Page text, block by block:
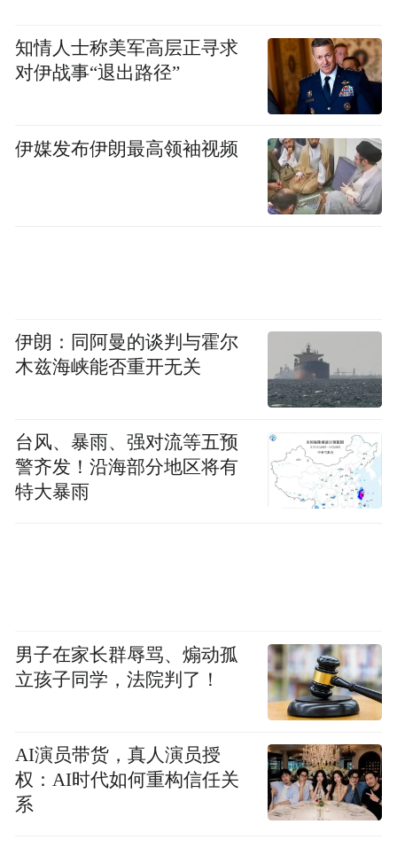
知情人士称美军高层正寻求
对伊战事“退出路径”
伊媒发布伊朗最高领袖视频
伊朗：同阿曼的谈判与霍尔
木兹海峡能否重开无关
台风、暴雨、强对流等五预
警齐发！沿海部分地区将有
特大暴雨
男子在家长群辱骂、煽动孤
立孩子同学，法院判了！
AI演员带货，真人演员授
权：AI时代如何重构信任关
系